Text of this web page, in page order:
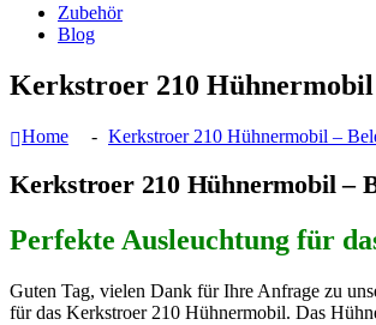
Zubehör
Blog
Kerkstroer 210
Home Kerkstroer 210 Hühnermobil –
Kerkstroer 210 Hühnermobil –
Perfekte Ausleuchtung für
Guten Tag, vielen Dank für Ihre Anfrage zu
für das Kerkstroer 210 Hühnermobil. Das